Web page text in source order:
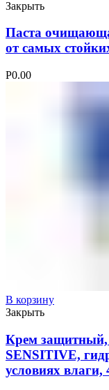
Закрыть
Паста
от самых
Р0.00
В корзину
Закрыть
Крем
SENSITIVE,
условиях влаги,